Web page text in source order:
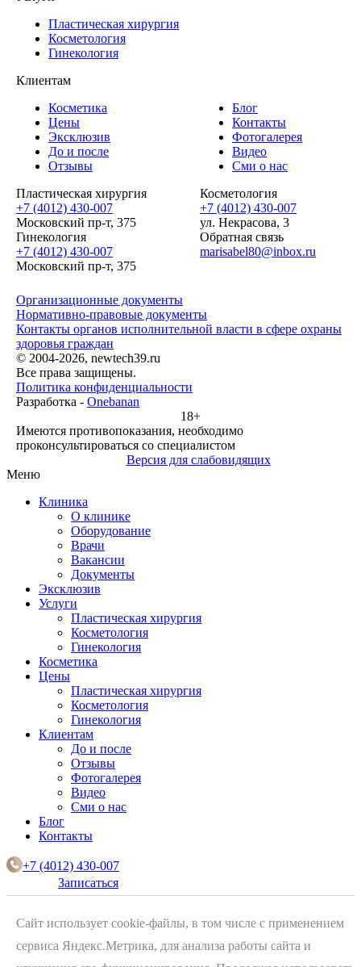
Пластическая хирургия
Косметология
Гинекология
Клиентам
Косметика
Цены
Эксклюзив
До и после
Отзывы
Блог
Контакты
Фотогалерея
Видео
Сми о нас
Пластическая хирургия
+7 (4012) 430-007
Московский пр-т, 375
Косметология
+7 (4012) 430-007
ул. Некрасова, 3
Гинекология
+7 (4012) 430-007
Московский пр-т, 375
Обратная связь
marisabel80@inbox.ru
Организационные документы
Нормативно-правовые документы
Контакты органов исполнительной власти в сфере охраны
здоровья граждан
© 2004-2026, newtech39.ru
Все права защищены.
Политика конфиденциальности
Разработка - Onebanan
18+
Имеются противопоказания, необходимо
проконсультироваться со специалистом
Версия для слабовидящих
Меню
Клиника
О клинике
Оборудование
Врачи
Вакансии
Документы
Эксклюзив
Услуги
Пластическая хирургия
Косметология
Гинекология
Косметика
Цены
Пластическая хирургия
Косметология
Гинекология
Клиентам
До и после
Отзывы
Фотогалерея
Видео
Сми о нас
Блог
Контакты
+7 (4012) 430-007
Записаться
Сайт использует cookie-файлы, в том числе с применением
сервиса Яндекс.Метрика, для анализа работы сайта и